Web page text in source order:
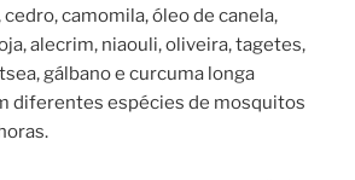
camomila, óleo de canela,
alecrim, niaouli, oliveira, tagetes,
gálbano e curcuma longa
diferentes espécies de mosquitos